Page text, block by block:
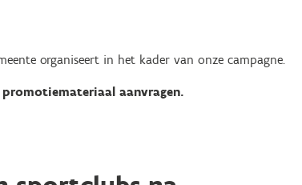
organiseert in het kader van onze campagne.
aanvragen.